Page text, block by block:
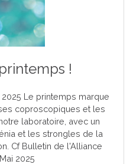
!
Le printemps marque
coproscopiques et les
laboratoire, avec un
et les strongles de la
Cf Bulletin de l'Alliance
2025